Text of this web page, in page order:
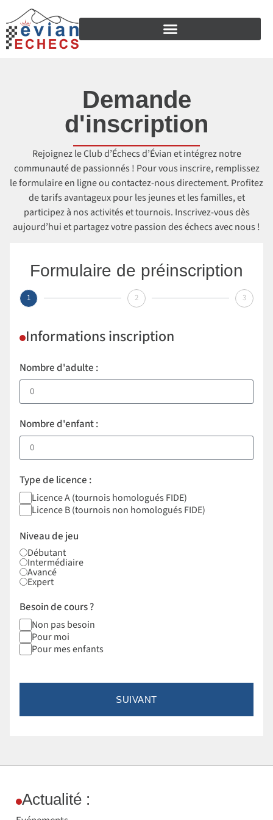
Demande
d'inscription
Rejoignez le Club d’Échecs d’Évian et intégrez notre
communauté de passionnés ! Pour vous inscrire, remplissez
le formulaire en ligne ou contactez-nous directement. Profitez
de tarifs avantageux pour les jeunes et les familles, et
participez à nos activités et tournois. Inscrivez-vous dès
aujourd’hui et partagez votre passion des échecs avec nous !
Formulaire de préinscription
1 2 3
Informations inscription
Nombre d'adulte :
Nombre d'enfant :
Type de licence :
Licence A (tournois homologués FIDE)
Licence B (tournois non homologués FIDE)
Niveau de jeu
Débutant
Intermédiaire
Avancé
Expert
Besoin de cours ?
Non pas besoin
Pour moi
Pour mes enfants
SUIVANT
Actualité :